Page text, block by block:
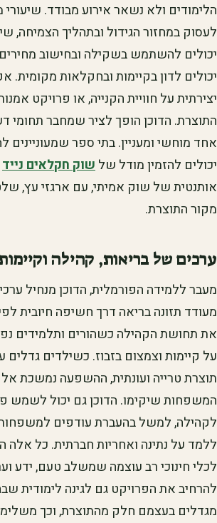
הלימודים ולא נשאר אירוע מבודד. שיעורי
לעסוק במחזור הגידול ובתהליך הצמיחה,
יכולים להשתמש בשקילה ובחישוב
יכולים לדון בקיימות ובחקלאות
יצירתית על חוויית הקנייה, או פרויקט
התוצרת. הדוכן הופך לציר שמחבר תחומי
אחד מוחשי ומעניין. בתי ספר שמעוניינים
יכולים להזמין מודל שלשוק חקלאים נייד
אותנטית של שוק אמיתי, עם ארגזי עץ,
מקור התוצרת.
ערכים של בריאות, קהילה
מעבר ללמידה הפורמלית, הדוכן מנחיל
מעודד תזונה בריאה דרך חשיפה חיובית
את תחושת הקהילה כשהורים ותלמידים
על קיימות וצמצום בזבוז. כשילדים
תוצרת טרייה ועונתית, ההשפעה נמשכת אל
המשפחות שיקימו. הדוכן גם יכול לשמש
לקהילה, למשל בהעברת עודפים למשפחות
ללמד על נתינה ואחריות חברתית. כל אלה
לכלי חינוכי רב עוצמה שמשלב טעם, ידע
להרחיב את הפרויקט גם לגינה לימודית
מגדלים בעצמם חלק מהתוצרת, וכך